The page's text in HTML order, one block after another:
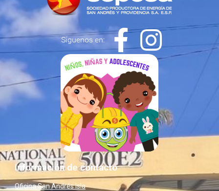
Síguenos en:
Información de contacto
Oficina San Andrés Isla